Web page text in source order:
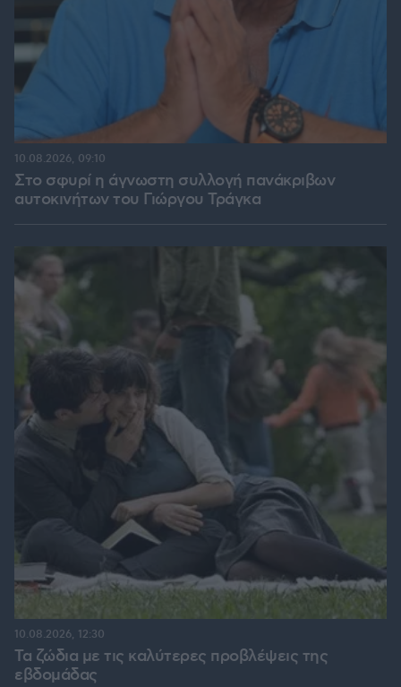
Στο σφυρί η άγνωστη συλλογή πανάκριβων
αυτοκινήτων του Γιώργου Τράγκα
10.08.2026, 09:10
Τα ζώδια με τις καλύτερες προβλέψεις της
εβδομάδας
10.08.2026, 12:30